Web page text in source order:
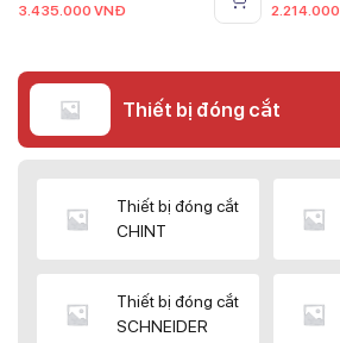
3.435.000 VNĐ
2.214.000
Thiết bị đóng cắt
Thiết bị đóng cắt
CHINT
Thiết bị đóng cắt
SCHNEIDER